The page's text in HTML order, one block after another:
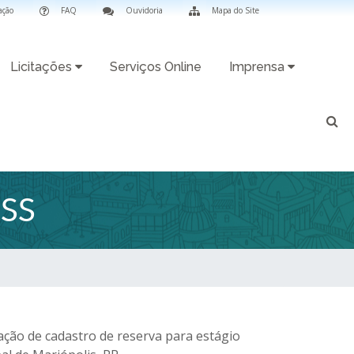
Mapa do Site
Ouvidoria
FAQ
Licitações Serviços Online Imprensa
de cadastro de reserva para estágio